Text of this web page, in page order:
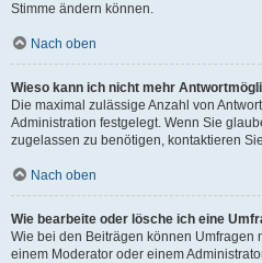
Stimme ändern können.
Nach oben
Wieso kann ich nicht mehr
Die maximal zulässige Anzahl von
Administration festgelegt. Wenn Sie
zugelassen zu benötigen, kontaktieren
Nach oben
Wie bearbeite oder lösche ich eine
Wie bei den Beiträgen können Umfragen
einem Moderator oder einem